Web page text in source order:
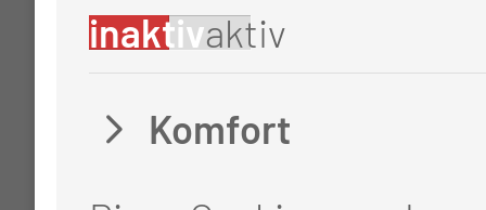
inaktivaktiv
Komfort